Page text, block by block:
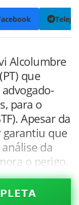
Alcolumbre
que
para o
Apesar da
garantiu que
da
o perigo.